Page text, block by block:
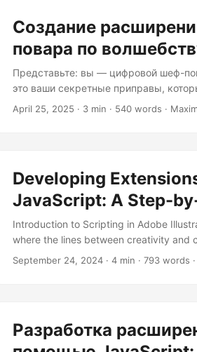
Создание
повара по
Представьте: вы — цифровой шеф-
это ваши секретные приправы,
эффективные, как у ресторанов со
April 25, 2025 · 3 min · 540 words ·
Developing
JavaScript: A Step-
Introduction to Scripting in Adobe
where the lines between creativity and
If you’re here, you’re probably eager
September 24, 2024 · 4 min · 793 words
Разработка